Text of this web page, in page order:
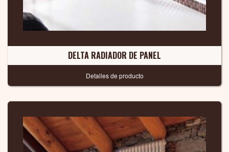
DELTA RADIADOR DE PANEL
Detalles de producto